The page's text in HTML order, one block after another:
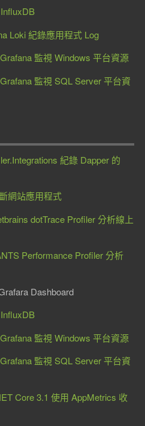
Loki 紀錄應用程式 Log
監視 Windows 平台資源
監視 SQL Server 平台資
紀錄 Dapper 的
網站應用程式
dotTrace Profiler 分析線上
Performance Profiler 分析
Dashboard
監視 Windows 平台資源
監視 SQL Server 平台資
Core 3.1 使用 AppMetrics 收